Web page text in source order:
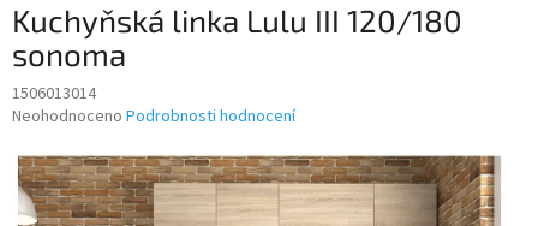
Kuchyňská linka Lulu III 120/180
sonoma
1506013014
Průměrné
produktu
je
0,0
Neohodnoceno Podrobnosti hodnocení